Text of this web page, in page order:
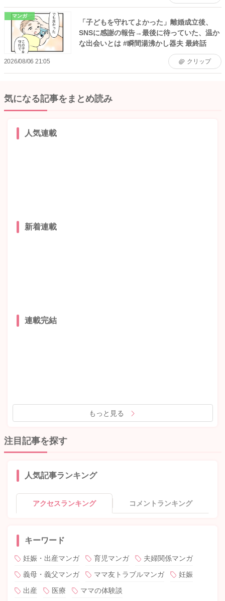
マンガ
「子どもを守れてよかった」離婚成立後、
SNSに感謝の報告→最後に待っていた、温か
な出会いとは #瞬間湯沸かし器夫 最終話
2026/08/06 21:05 クリップ
気になる記事をまとめ読み
人気連載
新着連載
連載完結
もっと見る
注目記事を探す
人気記事ランキング
アクセスランキング コメントランキング
キーワード
妊娠・出産マンガ 育児マンガ
夫婦関係マンガ
義母・義父マンガ
ママ友トラブルマンガ
妊娠
出産
医療 ママの体験談